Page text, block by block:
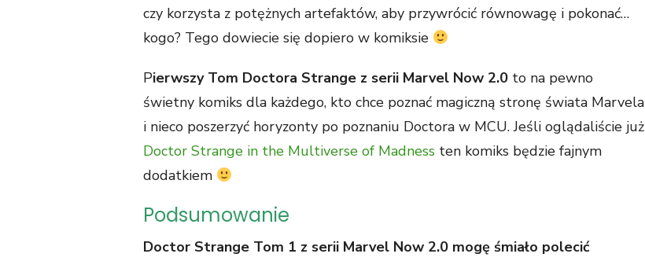
czy korzysta z potężnych artefaktów, aby przywrócić równowagę i pokonać…
kogo? Tego dowiecie się dopiero w komiksie
Pierwszy Tom Doctora Strange z serii Marvel Now 2.0 to na pewno
świetny komiks dla każdego, kto chce poznać magiczną stronę świata Marvela
i nieco poszerzyć horyzonty po poznaniu Doctora w MCU. Jeśli oglądaliście już
Doctor Strange in the Multiverse of Madness ten komiks będzie fajnym
dodatkiem
Podsumowanie
Doctor Strange Tom 1 z serii Marvel Now 2.0 mogę śmiało polecić